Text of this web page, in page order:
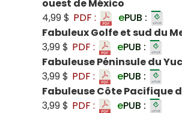
ouest de México
4,99 $ PDF : ePUB :
Fabuleux Golfe et sud du
3,99 $ PDF : ePUB :
Fabuleuse Péninsule du
3,99 $ PDF : ePUB :
Fabuleuse Côte Pacifique
3,99 $ PDF : ePUB :